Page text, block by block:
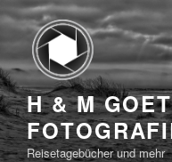
Zum
Inhalt
springen
H & M
Reisetagebücher und mehr